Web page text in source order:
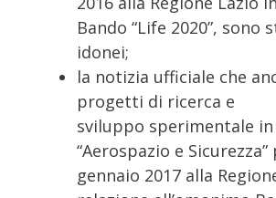
Bando “Life 2020”, sono
idonei;
la notizia ufficiale che
progetti di ricerca e
sviluppo sperimentale
“Aerospazio e
gennaio 2017 alla